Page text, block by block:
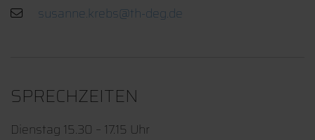
SPRECHZEITEN
Dienstag 15.30 – 17.15 Uhr